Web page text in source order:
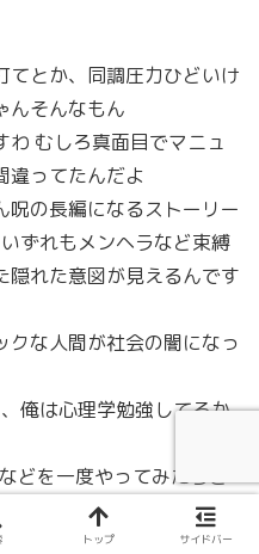
てとか、同調圧力ひどいけ
んそんなもん
わ むしろ真面目でマニュ
違ってたんだよ
呪の長編になるストーリー
ずれもメンヘラなど束縛
隠れた意図が見えるんです
クな人間が社会の闇になっ
俺は心理学勉強してるか
どを一度やってみたらど
ろいろ考えさせられる哲学
トップ サイドバー